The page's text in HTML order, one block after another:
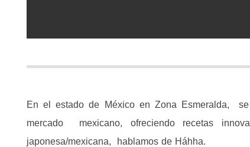
En el estado de México en Zona Esmeralda,
mercado mexicano, ofreciendo recetas
japonesa/mexicana, hablamos de Háhha.